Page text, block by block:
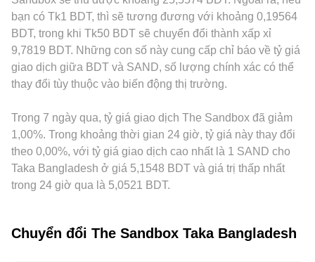
với sàn tại các khu vực trọng yếu cũng là biến số, vì những
thay đổi này có thể ảnh hưởng đến thanh khoản, kênh tiếp
cận người dùng và kỳ vọng đối với The Sandbox. Về mặt kỹ
thuật thị trường, các chỉ báo như funding rate trên thị trường
hợp đồng tương lai SAND, kỳ đáo hạn quyền chọn nếu có,
các giao dịch khối lượng lớn của ví “whale” lên sàn hoặc rút
ngắn hạn quanh conversion rate SAND/BDT.
công thức x × y = k để bảo toàn tích dự trữ; ở đó, giá cận
thời điểm giao dịch xấp xỉ bằng y/x và sẽ trượt theo độ sâu
của bể thanh khoản và quy mô lệnh. Tất cả các cơ chế này,
khi kết hợp, phản ánh cung cầu theo thời gian thực và tạo
nên conversion rate SAND/BDT mà người dùng thấy trên
các nền tảng.
SAND/BDT hình thành “premium” hoặc “discount” tương
ứng. Trong thực tế, nhiều nền tảng định giá SAND chủ yếu
qua cặp SAND/USDT rồi quy đổi sang BDT; vì vậy mức basis
của USDT so với BDT (premium hoặc discount của USDT
trên các kênh BDT) sẽ truyền dẫn vào conversion rate
SAND/BDT. Cuối cùng, hoạt động arbitrage giữa các sàn
do chi phí giao dịch, thời gian chuyển tài sản, giới hạn rút
nạp và rủi ro thị trường khiến giá trên các sàn vẫn có thể
khác nhau trong ngắn hạn.
bạn có Tk1 BDT, thì sẽ tương đương với khoảng 0,19564
BDT, trong khi Tk50 BDT sẽ chuyển đổi thành xấp xỉ
9,7819 BDT. Những con số này cung cấp chỉ báo về tỷ giá
giao dịch giữa BDT và SAND, số lượng chính xác có thể
thay đổi tùy thuộc vào biến động thị trường.
Trong 7 ngày qua, tỷ giá giao dịch The Sandbox đã giảm
1,00%. Trong khoảng thời gian 24 giờ, tỷ giá này thay đổi
theo 0,00%, với tỷ giá giao dịch cao nhất là 1 SAND cho
Taka Bangladesh ở giá 5,1548 BDT và giá trị thấp nhất
trong 24 giờ qua là 5,0521 BDT.
Chuyển đổi The Sandbox Taka Bangladesh